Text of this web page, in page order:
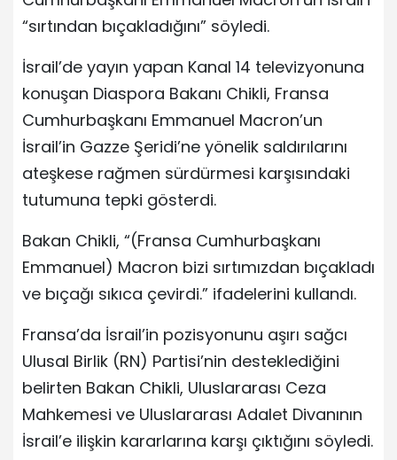
“sırtından bıçakladığını” söyledi.
İsrail’de yayın yapan Kanal 14 televizyonuna
konuşan Diaspora Bakanı Chikli, Fransa
Cumhurbaşkanı Emmanuel Macron’un
İsrail’in Gazze Şeridi’ne yönelik saldırılarını
ateşkese rağmen sürdürmesi karşısındaki
tutumuna tepki gösterdi.
Bakan Chikli, “(Fransa Cumhurbaşkanı
Emmanuel) Macron bizi sırtımızdan bıçakladı
ve bıçağı sıkıca çevirdi.” ifadelerini kullandı.
Fransa’da İsrail’in pozisyonunu aşırı sağcı
Ulusal Birlik (RN) Partisi’nin desteklediğini
belirten Bakan Chikli, Uluslararası Ceza
Mahkemesi ve Uluslararası Adalet Divanının
İsrail’e ilişkin kararlarına karşı çıktığını söyledi.